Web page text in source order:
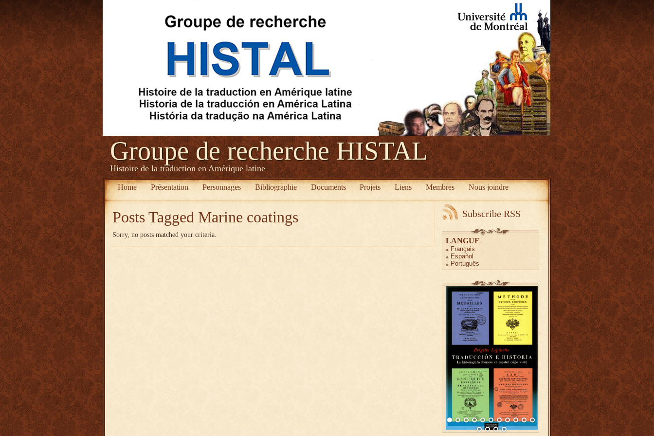
Groupe de recherche HISTAL
Histoire de la traduction en Amérique latine
Home Présentation Personnages Bibliographie Documents Projets Liens Membres Nous joindre
Posts Tagged Marine coatings
Sorry, no posts matched your criteria.
Subscribe RSS
LANGUE
Français
Español
Português